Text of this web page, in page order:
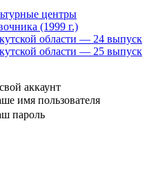
центры
(1999 г.)
области — 24 выпуск
области — 25 выпуск
аккаунт
имя пользователя
пароль